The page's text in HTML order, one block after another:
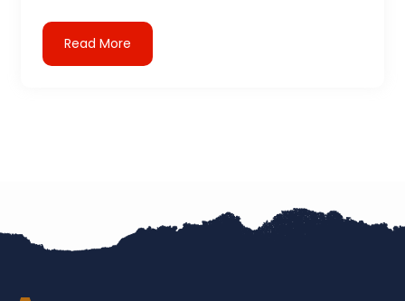
Read More